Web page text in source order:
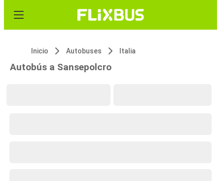
Inicio Autobuses Italia
Autobús a Sansepolcro